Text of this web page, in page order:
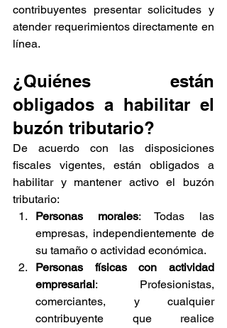
contribuyentes presentar solicitudes y
atender requerimientos directamente en
línea.
¿Quiénes están
obligados a habilitar el
buzón tributario?
De acuerdo con las disposiciones
fiscales vigentes, están obligados a
habilitar y mantener activo el buzón
tributario:
Personas morales: Todas las
empresas, independientemente de
su tamaño o actividad económica.
Personas físicas con actividad
empresarial: Profesionistas,
comerciantes, y cualquier
contribuyente que realice